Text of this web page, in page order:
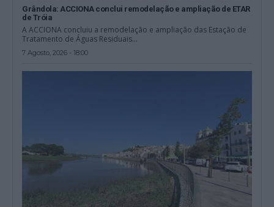
Grândola: ACCIONA conclui remodelação e ampliação de ETAR
de Tróia
A ACCIONA concluiu a remodelação e ampliação das Estação de
Tratamento de Águas Residuais...
7 Agosto, 2026 - 18:00